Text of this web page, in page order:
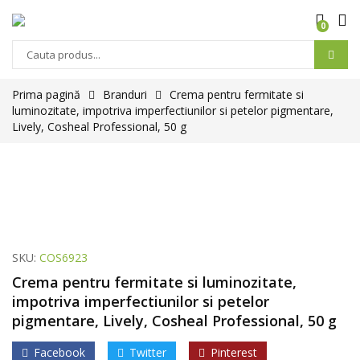
0
Prima pagină Branduri
Crema pentru fermitate si
luminozitate, impotriva imperfectiunilor si petelor pigmentare,
Lively, Cosheal Professional, 50 g
SKU: COS6923
Crema pentru fermitate si luminozitate,
impotriva imperfectiunilor si petelor
pigmentare, Lively, Cosheal Professional, 50 g
Facebook Twitter Pinterest